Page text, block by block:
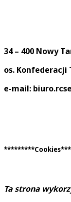
34 – 400 Nowy
os. Konfederacji
e-mail:
Ta strona